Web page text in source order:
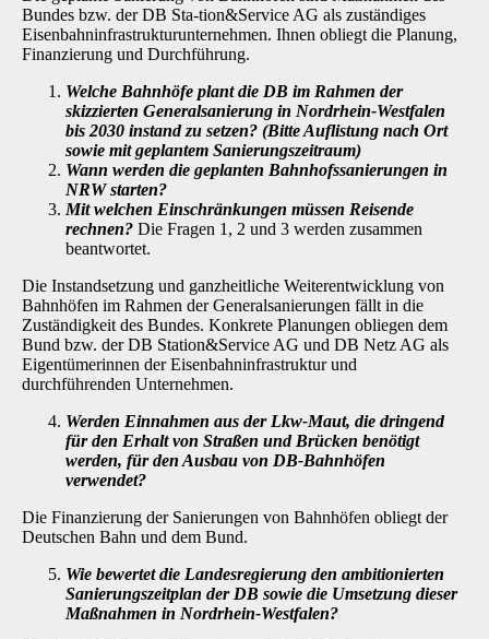
Bundes bzw. der DB Sta-tion&Service AG als zuständiges
Eisenbahninfrastrukturunternehmen. Ihnen obliegt die Pla­nung,
Finanzierung und Durchführung.
Welche Bahnhöfe plant die DB im Rahmen der
skizzierten Generalsanierung in Nordrhein-Westfalen
bis 2030 instand zu setzen? (Bitte Auflistung nach Ort
sowie mit geplantem Sanierungszeitraum)
Wann werden die geplanten Bahnhofssanierungen in
NRW starten?
Mit welchen Einschränkungen müssen Reisende
rechnen? Die Fragen 1, 2 und 3 werden zusammen
beantwortet.
Die Instandsetzung und ganzheitliche Weiterentwicklung von
Bahnhöfen im Rahmen der Ge­neralsanierungen fällt in die
Zuständigkeit des Bundes. Konkrete Planungen obliegen dem
Bund bzw. der DB Station&Service AG und DB Netz AG als
Eigentümerinnen der Eisen­bahninfrastruktur und
durchführenden Unternehmen.
Werden Einnahmen aus der Lkw-Maut, die dringend
für den Erhalt von Straßen und Brücken benötigt
werden, für den Ausbau von DB-Bahnhöfen
verwendet?
Die Finanzierung der Sanierungen von Bahnhöfen obliegt der
Deutschen Bahn und dem Bund.
Wie bewertet die Landesregierung den ambitionierten
Sanierungszeitplan der DB sowie die Umsetzung dieser
Maßnahmen in Nordrhein-Westfalen?